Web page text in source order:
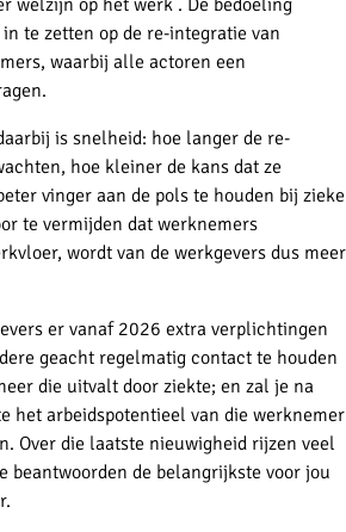
welzijn op het werk . De bedoeling
te zetten op de re-integratie van
waarbij alle actoren een
is snelheid: hoe langer de re-
hoe kleiner de kans dat ze
vinger aan de pols te houden bij zieke
te vermijden dat werknemers
wordt van de werkgevers dus meer
er vanaf 2026 extra verplichtingen
geacht regelmatig contact te houden
die uitvalt door ziekte; en zal je na
het arbeidspotentieel van die werknemer
Over die laatste nieuwigheid rijzen veel
beantwoorden de belangrijkste voor jou